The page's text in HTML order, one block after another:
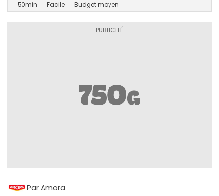
50min Facile Budget moyen
Par Amora